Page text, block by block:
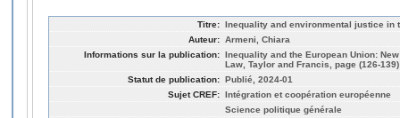
Titre: Inequality and environmental justice in
Auteur: Armeni, Chiara
Informations sur la publication: Inequality and the European Union:
Law, Taylor and Francis, page (126-139)
Statut de publication: Publié, 2024-01
Sujet CREF: Intégration et coopération européenne
Science politique générale